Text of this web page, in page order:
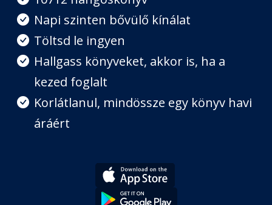
7. rész
Fejezet hossza: 00:10:03
8. rész
Fejezet hossza: 00:14:42
Napi szinten bővülő kínálat
Töltsd le ingyen
Hallgass könyveket, akkor is, ha a
kezed foglalt
Korlátlanul, mindössze egy könyv havi
áráért